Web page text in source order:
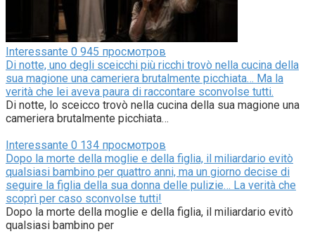
Interessante 0 945 просмотров
Di notte, uno degli sceicchi più ricchi trovò nella cucina della
sua magione una cameriera brutalmente picchiata… Ma la
verità che lei aveva paura di raccontare sconvolse tutti.
Di notte, lo sceicco trovò nella cucina della sua magione una
cameriera brutalmente picchiata…
Interessante 0 134 просмотров
Dopo la morte della moglie e della figlia, il miliardario evitò
qualsiasi bambino per quattro anni, ma un giorno decise di
seguire la figlia della sua donna delle pulizie… La verità che
scoprì per caso sconvolse tutti!
Dopo la morte della moglie e della figlia, il miliardario evitò
qualsiasi bambino per